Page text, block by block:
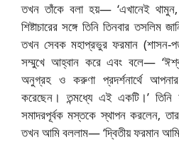
তখন তাঁকে বলা হয়— ‘এখানেই থামুন,
শিষ্টাচারের সঙ্গে তিনি তিনবার তসলিম
তখন সেবক মহাপ্রভুর ফরমান (শাসন-
সম্মুখে আহ্বান করে এবং বলে—
অনুগ্রহ ও করুণা প্রদর্শনার্থে
করেছেন। তন্মধ্যে এই একটি।’
সমাদরপূর্বক মস্তকে স্থাপন করলেন,
তখন আমি বললাম— ‘দ্বিতীয় ফরমান